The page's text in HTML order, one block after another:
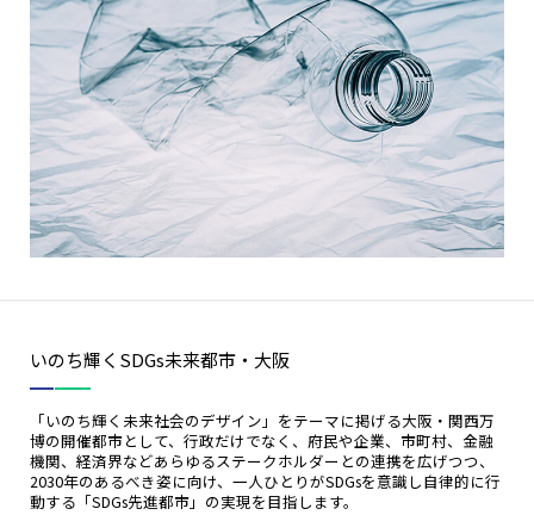
いのち輝くSDGs未来都市・大阪
「いのち輝く未来社会のデザイン」をテーマに掲げる大阪・関西万
博の開催都市として、行政だけでなく、府民や企業、市町村、金融
機関、経済界などあらゆるステークホルダーとの連携を広げつつ、
2030年のあるべき姿に向け、一人ひとりがSDGsを意識し自律的に行
動する「SDGs先進都市」の実現を目指します。